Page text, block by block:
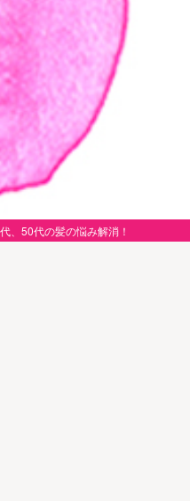
、50代の髪の悩み解消！